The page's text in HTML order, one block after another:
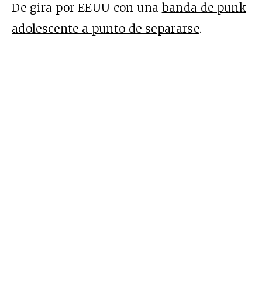
De gira por EEUU con una banda de punk
adolescente a punto de separarse.